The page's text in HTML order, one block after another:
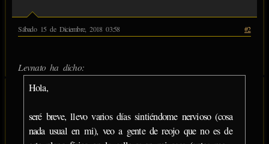
Sábado 15 de Diciembre, 2018 03:58 #2
Levnato ha dicho:
Hola,
seré breve, llevo varios días sintiéndome nervioso (cosa
nada usual en mi), veo a gente de reojo que no es de